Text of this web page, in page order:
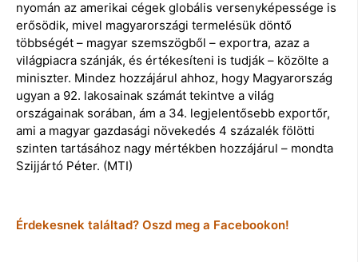
nyomán az amerikai cégek globális versenyképessége is
erősödik, mivel magyarországi termelésük döntő
többségét – magyar szemszögből – exportra, azaz a
világpiacra szánják, és értékesíteni is tudják – közölte a
miniszter. Mindez hozzájárul ahhoz, hogy Magyarország
ugyan a 92. lakosainak számát tekintve a világ
országainak sorában, ám a 34. legjelentősebb exportőr,
ami a magyar gazdasági növekedés 4 százalék fölötti
szinten tartásához nagy mértékben hozzájárul – mondta
Szijjártó Péter. (MTI)
Érdekesnek találtad? Oszd meg a Facebookon!